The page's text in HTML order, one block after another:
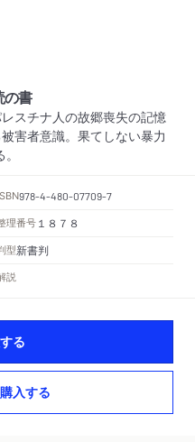
の書
スチナ人の故郷喪失の記憶
害者意識。果てしない暴力
978-4-480-07709-7
理番号 １８７８
型新書判
説
る
入する